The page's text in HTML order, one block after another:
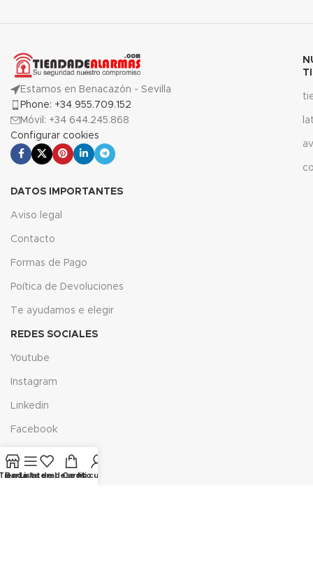
Estamos en Benacazón - Sevilla
Phone: +34 955.709.152
Móvil: +34 644.245.868
Configurar cookies
DATOS IMPORTANTES
Aviso legal
Contacto
Formas de Pago
Poítica de Devoluciones
Te ayudamos e elegir
REDES SOCIALES
Youtube
Instagram
Linkedin
Facebook
Ticktoc
X
Barra lateral
Lista de deseos
CarritoMi cuenta